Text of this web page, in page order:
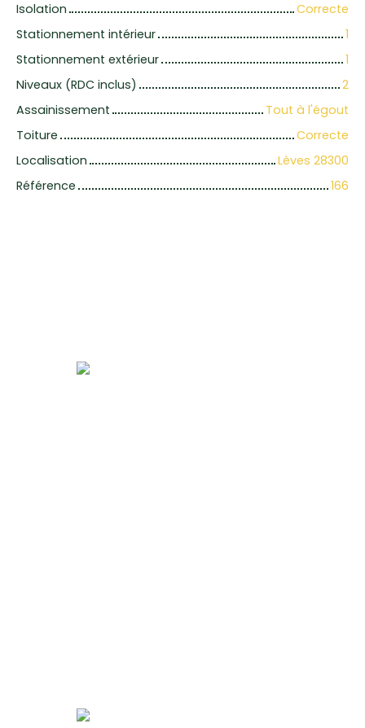
Isolation
Correcte
Stationnement intérieur
1
Stationnement extérieur
1
Niveaux (RDC inclus)
2
Assainissement
Tout à l'égout
Toiture
Correcte
Localisation
Lèves 28300
Référence
166